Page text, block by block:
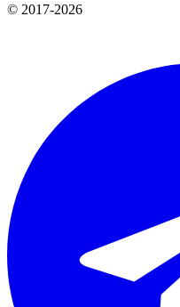
© 2017-2026